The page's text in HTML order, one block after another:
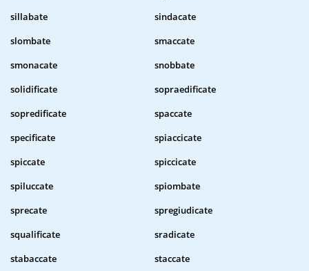
sillabate
sindacate
slombate
smaccate
smonacate
snobbate
solidificate
sopraedificate
sopredificate
spaccate
specificate
spiaccicate
spiccate
spiccicate
spiluccate
spiombate
sprecate
spregiudicate
squalificate
sradicate
stabaccate
staccate